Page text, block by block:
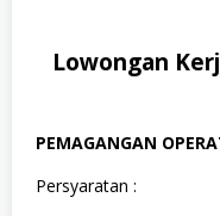
Lowongan
PEMAGANGAN
Persyaratan :